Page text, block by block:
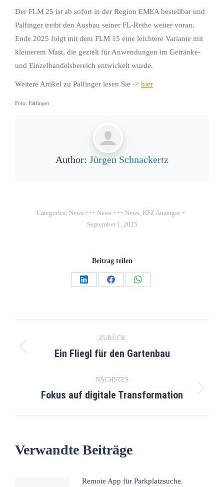
Der FLM 25 ist ab sofort in der Region EMEA bestellbar und
Palfinger treibt den Ausbau seiner FL-Reihe weiter voran.
Ende 2025 folgt mit dem FLM 15 eine leichtere Variante mit
kleinerem Mast, die gezielt für Anwendungen im Getränke-
und Einzelhandelsbereich entwickelt wurde.
Weitere Artikel zu Palfinger lesen Sie -> hier
Foto: Palfinger
Author: Jürgen Schnackertz
Categories: News +++ News +++ News KFZ Anzeiger
September 1, 2025
Beitrag teilen
ZURÜCK
Ein Fliegl für den Gartenbau
NÄCHSTES
Fokus auf digitale Transformation
Verwandte Beiträge
Remote App für Parkplatzsuche